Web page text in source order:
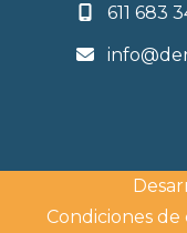
611 683
Condiciones de